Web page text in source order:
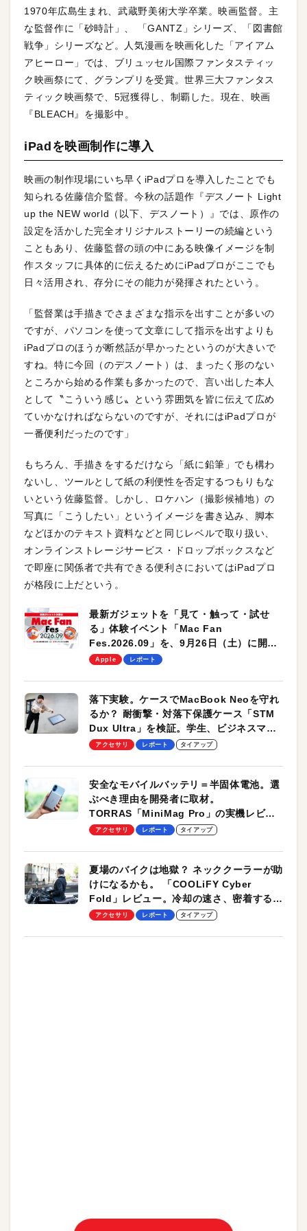
1970年広島生まれ、武蔵野美術大学卒業。映画監督。主
な監督作に「砂時計」、 「GANTZ」シリーズ、「図書館
戦争」シリーズなど。人気漫画を映画化した「アイアム
アヒーロー」では、ブリュッセル国際ファンタスティッ
ク映画祭にて、グランプリを受賞。世界三大ファンタス
ティック映画祭で、5冠獲得し、制覇した。現在、映画
『BLEACH』を撮影中。
iPadを映画制作に導入
映画の制作現場にいち早くiPadプロを導入したことでも
知られる佐藤信介監督。今秋の話題作『デスノート Light
up the NEW world（以下、デスノート）』では、原作の
設定を活かした完全オリジナルストーリーの続編という
こともあり、佐藤監督の頭の中にある映像イメージを制
作スタッフに具体的に伝えるためにiPadプロがここでも
日々活用され、存分にその能力が発揮されたという。
「監督業は手描きでさまざまな指示を出すことが多いの
ですが、パソコンを使って文章にして指示を出すよりも
iPadプロのほうが断然話が早かったというのが大きいで
すね。特に今回（のデスノート）は、まったく形のない
ところから始める作業も多かったので、言い出した本人
として〝こういう感じ〟という雰囲気を皆に伝えて広め
ていかなければならないのですが、それにはiPadプロが
一番便利だったのです」
もちろん、手描きをするだけなら「紙に鉛筆」でも構わ
ないし、ツールとして紙の利便性を否定するつもりもな
いという佐藤監督。しかし、ロケハン（撮影候補地）の
写真に「こうしたい」というイメージを書き込み、脚本
などほかのテキスト資料などと同じレベルで取り扱い、
オンラインストレージサービス・ドロップボックスなど
で即座に関係者で共有できる便利さにおいてはiPadプロ
が格段に上だという。
最新ガジェットを「見て・触って・試せ
る」体験イベント「Mac Fan
Fes.2026.09」を、9月26日（土）に開催
します！
Apple レポート
落下実験。ケースでMacBook Neoを守れ
るか？ 耐衝撃・対落下保護ケース「STM
Dux Ultra」を検証。学生、ビジネスマン
のモバイルユースに最適！
アクセサリ レポート タイアップ
安全なモバイルバッテリ＝半固体電池。選
ぶべき理由を開発者に取材。
TORRAS「MiniMag Pro」の実機レビュ
ーも
アクセサリ レポート タイアップ
夏場のバイクは地獄？ ネッククーラーが助
けになるかも。 「COOLiFY Cyber
Fold」レビュー。冷却の速さ、密着する冷
却プレート、シンプルな操作性がグッド！
アクセサリ レポート タイアップ